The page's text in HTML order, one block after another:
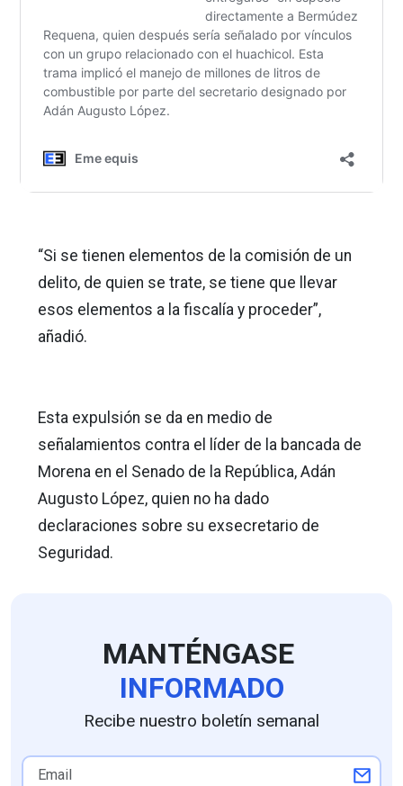
“Si se tienen elementos de la comisión de un
delito, de quien se trate, se tiene que llevar
esos elementos a la fiscalía y proceder”,
añadió.
Esta expulsión se da en medio de
señalamientos contra el líder de la bancada de
Morena en el Senado de la República, Adán
Augusto López, quien no ha dado
declaraciones sobre su exsecretario de
Seguridad.
MANTÉNGASE
INFORMADO
Recibe nuestro boletín semanal